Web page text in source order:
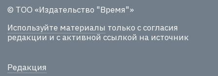
© ТОО «Издательство "Время"»
Используйте материалы только с согласия
редакции и с активной ссылкой на источник
Редакция